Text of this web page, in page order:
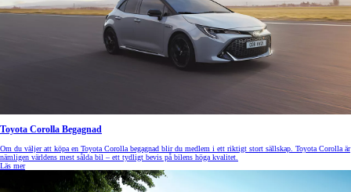
Toyota Corolla Begagnad
Om du väljer att köpa en Toyota Corolla begagnad blir du medlem i ett riktigt stort sällskap. Toyota Corolla är
nämligen världens mest sålda bil – ett tydligt bevis på bilens höga kvalitet.
Läs mer